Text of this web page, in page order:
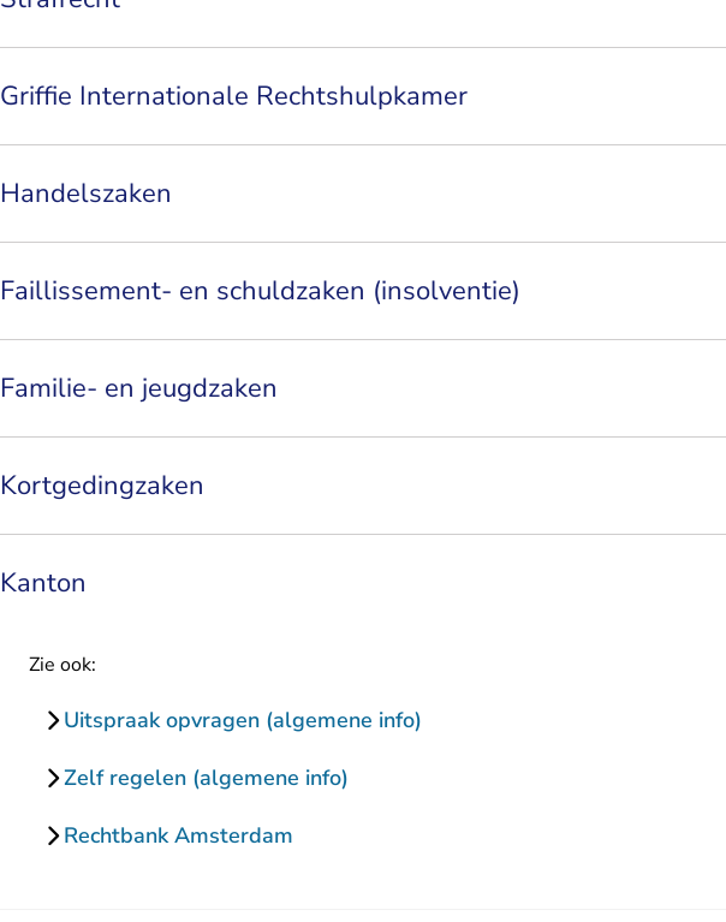
Griffie Internationale Rechtshulpkamer
Handelszaken
Faillissement- en schuldzaken (insolventie)
Familie- en jeugdzaken
Kortgedingzaken
Kanton
Zie ook:
Uitspraak opvragen (algemene info)
Zelf regelen (algemene info)
Rechtbank Amsterdam